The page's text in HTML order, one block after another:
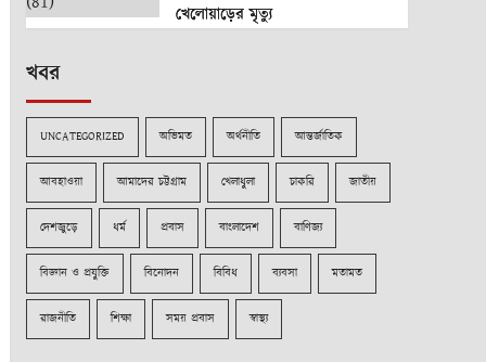
খেলোয়াড়ের মৃত্যু
খবর
UNCATEGORIZED অভিমত অর্থনীতি আন্তর্জাতিক
আবহাওয়া আমাদের চট্টগ্রাম খেলাধুলা চাকরি জাতীয়
দেশজুড়ে ধর্ম প্রবাস বাংলাদেশ বাণিজ্য
বিজ্ঞান ও প্রযুক্তি বিনোদন বিবিধ ব্যবসা মতামত
রাজনীতি শিক্ষা সময় প্রবাস স্বাস্থ্য